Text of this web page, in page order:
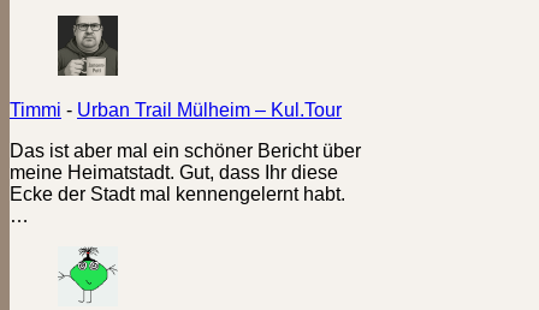
Timmi - Urban Trail Mülheim – Kul.Tour
Das ist aber mal ein schöner Bericht über
meine Heimatstadt. Gut, dass Ihr diese
Ecke der Stadt mal kennengelernt habt.
…